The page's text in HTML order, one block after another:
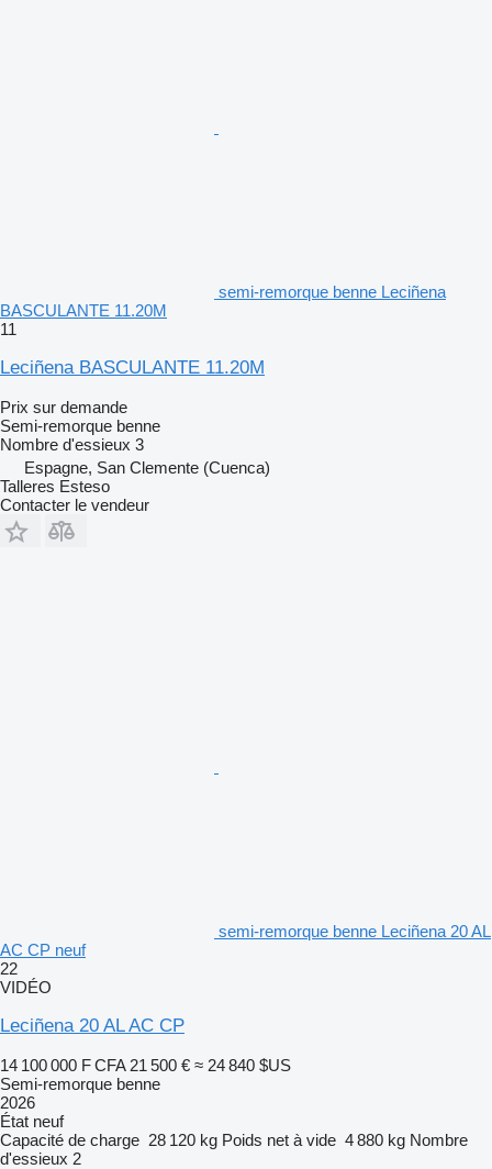
semi-remorque benne Leciñena
BASCULANTE 11.20M
11
Leciñena BASCULANTE 11.20M
Prix sur demande
Semi-remorque benne
Nombre d'essieux 3
Espagne, San Clemente (Cuenca)
Talleres Esteso
Contacter le vendeur
semi-remorque benne Leciñena 20 AL
AC CP neuf
22
VIDÉO
Leciñena 20 AL AC CP
14 100 000 F CFA 21 500 € ≈ 24 840 $US
Semi-remorque benne
2026
État neuf
Capacité de charge 28 120 kg Poids net à vide 4 880 kg Nombre
d'essieux 2